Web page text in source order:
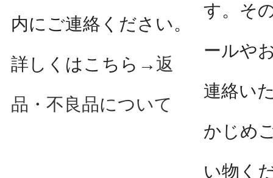
内にご連絡ください。
詳しくはこちら→ 返
品・不良品について
す。そ
ールや
連絡い
かじめ
い物く